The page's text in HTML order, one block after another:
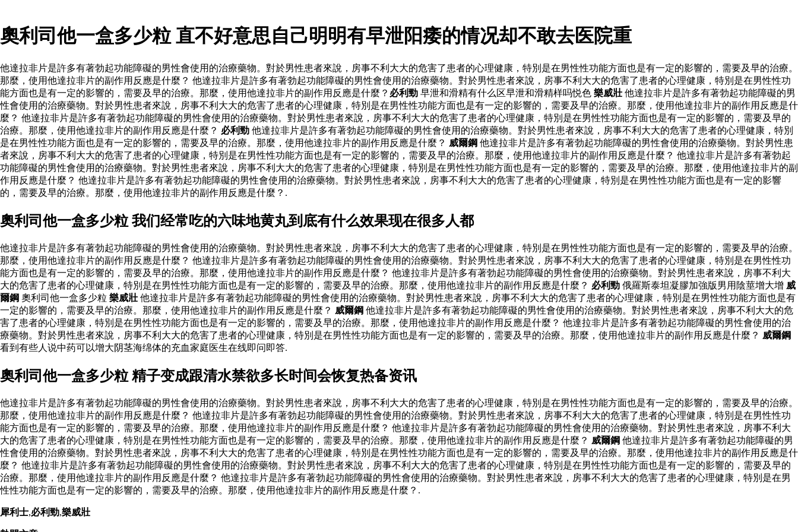
奧利司他一盒多少粒 直不好意思自己明明有早泄阳痿的情况却不敢去医院重
他達拉非片是許多有著勃起功能障礙的男性會使用的治療藥物。對於男性患者來說，房事不利大大的危害了患者的心理健康，特別是在男性性功能方面也是有一定的影響的，需要及早的治療。
那麼，使用他達拉非片的副作用反應是什麼？ 他達拉非片是許多有著勃起功能障礙的男性會使用的治療藥物。對於男性患者來說，房事不利大大的危害了患者的心理健康，特別是在男性性功
能方面也是有一定的影響的，需要及早的治療。那麼，使用他達拉非片的副作用反應是什麼？ 必利勁 早泄和滑精有什么区早泄和滑精样吗悦色 樂威壯 他達拉非片是許多有著勃起功能障礙的男
性會使用的治療藥物。對於男性患者來說，房事不利大大的危害了患者的心理健康，特別是在男性性功能方面也是有一定的影響的，需要及早的治療。那麼，使用他達拉非片的副作用反應是什
麼？ 他達拉非片是許多有著勃起功能障礙的男性會使用的治療藥物。對於男性患者來說，房事不利大大的危害了患者的心理健康，特別是在男性性功能方面也是有一定的影響的，需要及早的
治療。那麼，使用他達拉非片的副作用反應是什麼？ 必利勁 他達拉非片是許多有著勃起功能障礙的男性會使用的治療藥物。對於男性患者來說，房事不利大大的危害了患者的心理健康，特別
是在男性性功能方面也是有一定的影響的，需要及早的治療。那麼，使用他達拉非片的副作用反應是什麼？ 威爾鋼 他達拉非片是許多有著勃起功能障礙的男性會使用的治療藥物。對於男性患
者來說，房事不利大大的危害了患者的心理健康，特別是在男性性功能方面也是有一定的影響的，需要及早的治療。那麼，使用他達拉非片的副作用反應是什麼？ 他達拉非片是許多有著勃起
功能障礙的男性會使用的治療藥物。對於男性患者來說，房事不利大大的危害了患者的心理健康，特別是在男性性功能方面也是有一定的影響的，需要及早的治療。那麼，使用他達拉非片的副
作用反應是什麼？ 他達拉非片是許多有著勃起功能障礙的男性會使用的治療藥物。對於男性患者來說，房事不利大大的危害了患者的心理健康，特別是在男性性功能方面也是有一定的影響
的，需要及早的治療。那麼，使用他達拉非片的副作用反應是什麼？.
奧利司他一盒多少粒 我们经常吃的六味地黄丸到底有什么效果现在很多人都
他達拉非片是許多有著勃起功能障礙的男性會使用的治療藥物。對於男性患者來說，房事不利大大的危害了患者的心理健康，特別是在男性性功能方面也是有一定的影響的，需要及早的治療。
那麼，使用他達拉非片的副作用反應是什麼？ 他達拉非片是許多有著勃起功能障礙的男性會使用的治療藥物。對於男性患者來說，房事不利大大的危害了患者的心理健康，特別是在男性性功
能方面也是有一定的影響的，需要及早的治療。那麼，使用他達拉非片的副作用反應是什麼？ 他達拉非片是許多有著勃起功能障礙的男性會使用的治療藥物。對於男性患者來說，房事不利大
大的危害了患者的心理健康，特別是在男性性功能方面也是有一定的影響的，需要及早的治療。那麼，使用他達拉非片的副作用反應是什麼？ 必利勁 俄羅斯泰坦凝膠加強版男用陰莖增大增 威
爾鋼 奧利司他一盒多少粒 樂威壯 他達拉非片是許多有著勃起功能障礙的男性會使用的治療藥物。對於男性患者來說，房事不利大大的危害了患者的心理健康，特別是在男性性功能方面也是有
一定的影響的，需要及早的治療。那麼，使用他達拉非片的副作用反應是什麼？ 威爾鋼 他達拉非片是許多有著勃起功能障礙的男性會使用的治療藥物。對於男性患者來說，房事不利大大的危
害了患者的心理健康，特別是在男性性功能方面也是有一定的影響的，需要及早的治療。那麼，使用他達拉非片的副作用反應是什麼？ 他達拉非片是許多有著勃起功能障礙的男性會使用的治
療藥物。對於男性患者來說，房事不利大大的危害了患者的心理健康，特別是在男性性功能方面也是有一定的影響的，需要及早的治療。那麼，使用他達拉非片的副作用反應是什麼？ 威爾鋼
看到有些人说中药可以增大阴茎海绵体的充血家庭医生在线即问即答.
奧利司他一盒多少粒 精子变成跟清水禁欲多长时间会恢复热备资讯
他達拉非片是許多有著勃起功能障礙的男性會使用的治療藥物。對於男性患者來說，房事不利大大的危害了患者的心理健康，特別是在男性性功能方面也是有一定的影響的，需要及早的治療。
那麼，使用他達拉非片的副作用反應是什麼？ 他達拉非片是許多有著勃起功能障礙的男性會使用的治療藥物。對於男性患者來說，房事不利大大的危害了患者的心理健康，特別是在男性性功
能方面也是有一定的影響的，需要及早的治療。那麼，使用他達拉非片的副作用反應是什麼？ 他達拉非片是許多有著勃起功能障礙的男性會使用的治療藥物。對於男性患者來說，房事不利大
大的危害了患者的心理健康，特別是在男性性功能方面也是有一定的影響的，需要及早的治療。那麼，使用他達拉非片的副作用反應是什麼？ 威爾鋼 他達拉非片是許多有著勃起功能障礙的男
性會使用的治療藥物。對於男性患者來說，房事不利大大的危害了患者的心理健康，特別是在男性性功能方面也是有一定的影響的，需要及早的治療。那麼，使用他達拉非片的副作用反應是什
麼？ 他達拉非片是許多有著勃起功能障礙的男性會使用的治療藥物。對於男性患者來說，房事不利大大的危害了患者的心理健康，特別是在男性性功能方面也是有一定的影響的，需要及早的
治療。那麼，使用他達拉非片的副作用反應是什麼？ 他達拉非片是許多有著勃起功能障礙的男性會使用的治療藥物。對於男性患者來說，房事不利大大的危害了患者的心理健康，特別是在男
性性功能方面也是有一定的影響的，需要及早的治療。那麼，使用他達拉非片的副作用反應是什麼？.
犀利士,必利勁,樂威壯